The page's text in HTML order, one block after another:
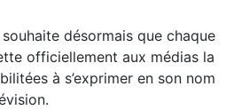
désormais que chaque
officiellement aux médias la
à s’exprimer en son nom